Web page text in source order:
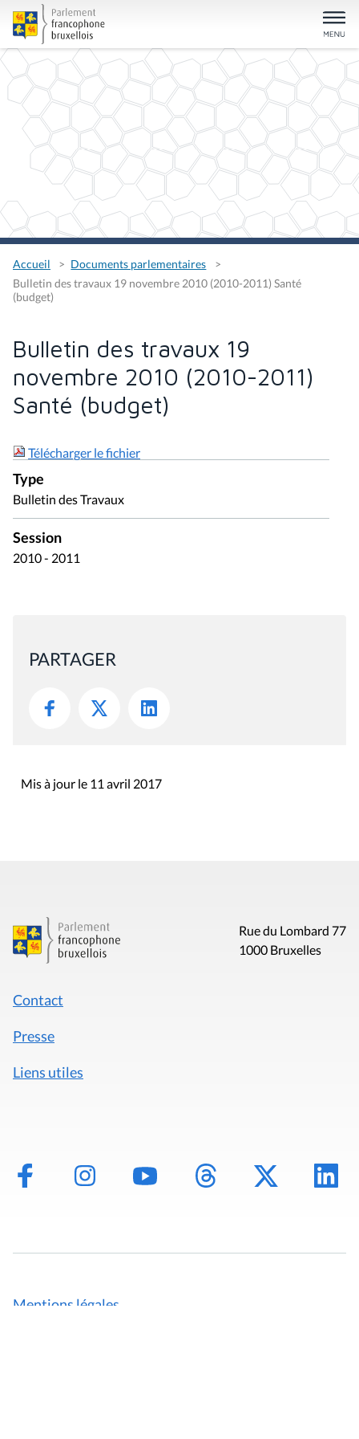
Accueil
Documents parlementaires
Bulletin des travaux 19 novembre 2010 (2010-2011) Santé
(budget)
Bulletin des travaux 19
novembre 2010 (2010-2011)
Santé (budget)
Télécharger le fichier
Type
Bulletin des Travaux
Session
2010 - 2011
PARTAGER
Mis à jour le 11 avril 2017
Rue du Lombard 77
1000 Bruxelles
Contact
Presse
Liens utiles
Mentions légales